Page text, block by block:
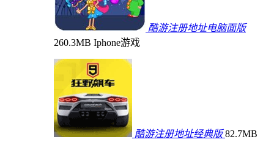
酷游注册地址电脑面版
260.3MB Iphone游戏
酷游注册地址经典版 82.7MB